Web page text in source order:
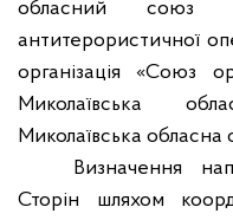
обласний союз
антитерористичної
організація «Союз
Миколаївська
Миколаївська обласна
Визначення
Сторін шляхом